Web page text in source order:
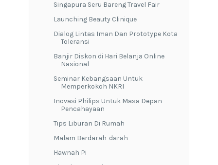
Singapura Seru Bareng Travel Fair
Launching Beauty Clinique
Dialog Lintas Iman Dan Prototype Kota
Toleransi
Banjir Diskon di Hari Belanja Online
Nasional
Seminar Kebangsaan Untuk
Memperkokoh NKRI
Inovasi Philips Untuk Masa Depan
Pencahayaan
Tips Liburan Di Rumah
Malam Berdarah-darah
Hawnah Pi